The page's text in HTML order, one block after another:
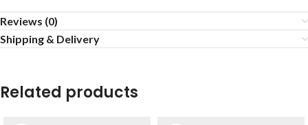
Reviews (0)
Shipping & Delivery
Related products